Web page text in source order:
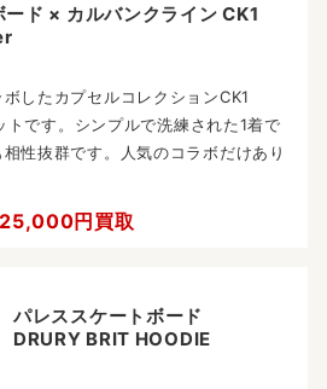
ド × カルバンクライン CK1
したカプセルコレクションCK1
です。シンプルで洗練された1着で
性抜群です。人気のコラボだけあり
25,000円買取
パレススケートボード
DRURY BRIT HOODIE